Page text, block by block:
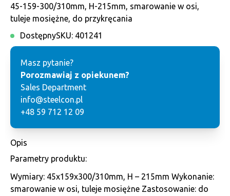
45-159-300/310mm, H-215mm, smarowanie w osi,
tuleje mosiężne, do przykręcania
DostępnySKU: 401241
Masz pytanie?
Porozmawiaj z opiekunem?
Sales Department
info@steelcon.pl
+48 59 712 12 09
Opis
Parametry produktu:
Wymiary: 45x159x300/310mm, H – 215mm Wykonanie:
smarowanie w osi, tuleje mosiężne Zastosowanie: do